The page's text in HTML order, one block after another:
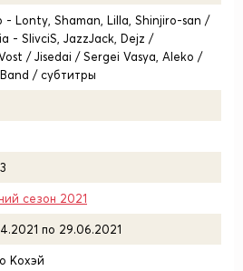
- Lonty, Shaman, Lilla, Shinjiro-san /
- SlivciS, JazzJack, Dejz /
/ Jisedai / Sergei Vasya, Aleko /
/ субтитры
сезон 2021
по 29.06.2021
Кохэй